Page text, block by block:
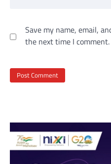
Save my name, email,
the next time I comment.